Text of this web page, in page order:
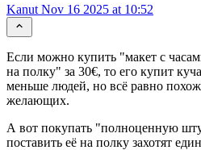
Kanut Nov 16 2025 at 10:52
Если можно купить "макет с
на полку" за 30€, то его купит
меньше людей, но всё равно
желающих.
А вот покупать "полноценную
поставить её на полку захотят